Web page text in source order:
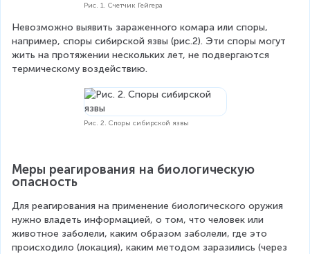
Рис. 1. Счетчик Гейгера
Невозможно выявить зараженного комара или споры,
например, споры сибирской язвы (рис.2). Эти споры могут
жить на протяжении нескольких лет, не подвергаются
термическому воздействию.
Рис. 2. Споры сибирской язвы
Меры реагирования на биологическую
опасность
Для реагирования на применение биологического оружия
нужно владеть информацией, о том, что человек или
животное заболели, каким образом заболели, где это
происходило (локация), каким методом заразились (через